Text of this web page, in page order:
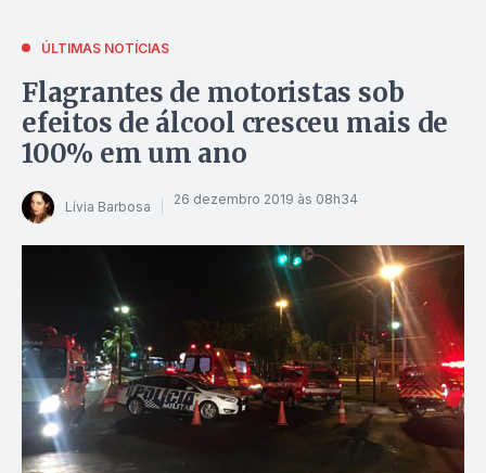
ÚLTIMAS NOTÍCIAS
Flagrantes de motoristas sob
efeitos de álcool cresceu mais de
100% em um ano
Lívia Barbosa 26 dezembro 2019 às 08h34